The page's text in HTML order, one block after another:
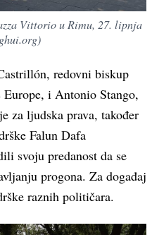
Vittorio u Rimu, 27. lipnja
redovni biskup
i Antonio Stango,
za ljudska prava, također
Falun Dafa
svoju predanost da se
progona. Za događaj
raznih političara.